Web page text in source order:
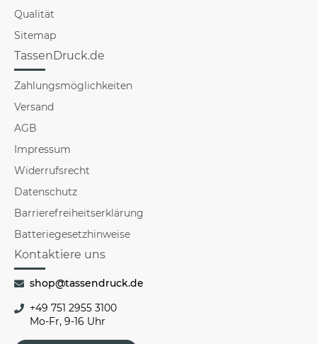
Qualität
Sitemap
TassenDruck.de
Zahlungsmöglichkeiten
Versand
AGB
Impressum
Widerrufsrecht
Datenschutz
Barrierefreiheitserklärung
Batteriegesetzhinweise
Kontaktiere uns
shop@tassendruck.de
+49 751 2955 3100
Mo-Fr, 9-16 Uhr